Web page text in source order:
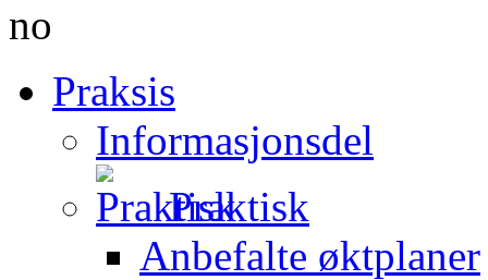
no
Praksis
Informasjonsdel
Praktisk
Anbefalte øktplaner